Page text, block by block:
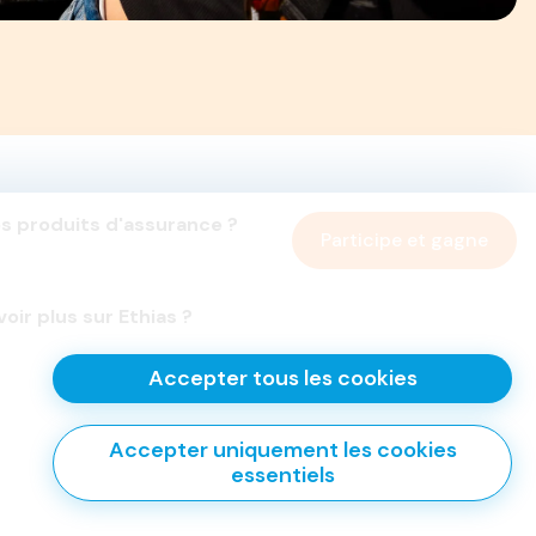
Participe et gagne
Accepter tous les cookies
Accepter uniquement les cookies
essentiels